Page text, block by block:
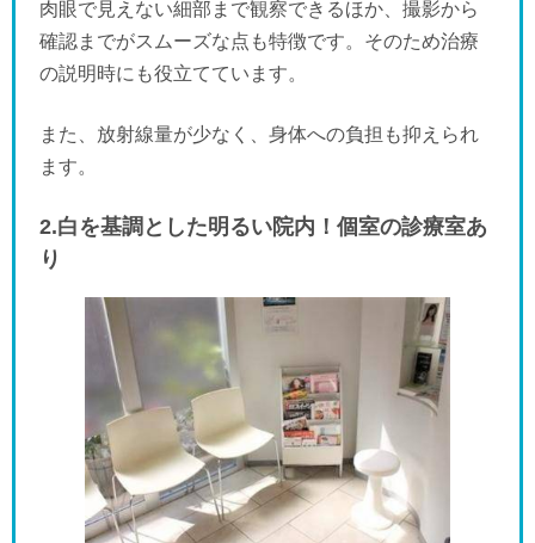
肉眼で見えない細部まで観察できるほか、撮影から
確認までがスムーズな点も特徴です。そのため治療
の説明時にも役立てています。
また、放射線量が少なく、身体への負担も抑えられ
ます。
2.白を基調とした明るい院内！個室の診療室あ
り